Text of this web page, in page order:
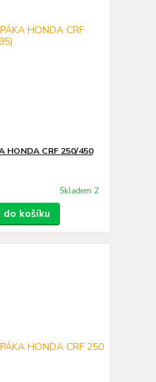
HONDA CRF 250/450
Skladem 2
do košíku